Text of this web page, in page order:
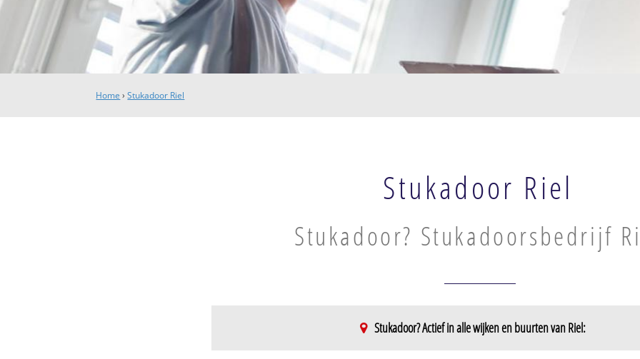
Home ›Stukadoor Riel
Stukadoor Riel
Stukadoor? Stukadoorsbedrijf
Stukadoor? Actief in alle wijken en buurten van Riel: